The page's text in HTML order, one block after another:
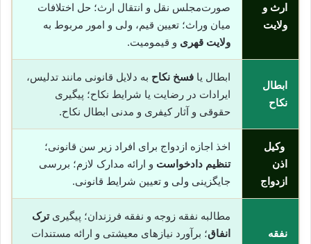
ارث و
ولایت
صورت‌مجلس نقل و انتقال ارث؛ حل اختلافات
میان وراث؛ تعیین قیم، ولی و امور مربوط به
ولایت قهری و قیمومیت.
ابطال
نکاح
ابطال یا فسخ نکاح به دلایل قانونی مانند تدلیس،
ایرادات در رضایت یا شرایط نکاح؛ پیگیری
حقوقی و آثار کیفری و مدنی ابطال نکاح.
وکیل
اذن
ازدواج
اخذ اجازه ازدواج برای افراد زیر سن قانونی؛
تنظیم دادخواست و ارائه مدارک لازم؛ بررسی
جایگزینی ولی و تعیین شرایط قانونی.
نفقه
مطالبه نفقه زوجه و نفقه فرزندان؛ پیگیریترک
انفاق؛ برآورد نیازهای معیشتی و ارائه مستندات